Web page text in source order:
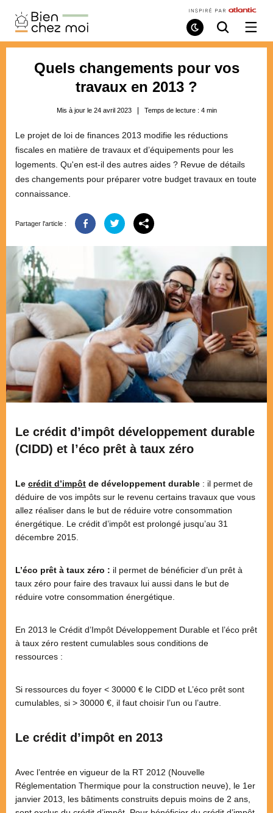
Bien
Chez
Moi
Mode
de
Recherche
/
Quels changements pour vos
travaux en 2013 ?
Mis à jour le 24 avril 2023 Temps de lecture : 4 min
Le projet de loi de finances 2013 modifie les réductions
fiscales en matière de travaux et d’équipements pour les
logements. Qu'en est-il des autres aides ? Revue de détails
des changements pour préparer votre budget travaux en toute
connaissance.
Partager l'article :
Le crédit d’impôt développement durable
(CIDD) et l’éco prêt à taux zéro
Le crédit d’impôt de développement durable : il permet de
déduire de vos impôts sur le revenu certains travaux que vous
allez réaliser dans le but de réduire votre consommation
énergétique. Le crédit d’impôt est prolongé jusqu’au 31
décembre 2015.
L’éco prêt à taux zéro : il permet de bénéficier d’un prêt à
taux zéro pour faire des travaux lui aussi dans le but de
réduire votre consommation énergétique.
En 2013 le Crédit d’Impôt Développement Durable et l’éco prêt
à taux zéro restent cumulables sous conditions de
ressources :
Si ressources du foyer < 30000 € le CIDD et L’éco prêt sont
cumulables, si > 30000 €, il faut choisir l’un ou l’autre.
Le crédit d’impôt en 2013
Avec l’entrée en vigueur de la RT 2012 (Nouvelle
Réglementation Thermique pour la construction neuve), le 1er
janvier 2013, les bâtiments construits depuis moins de 2 ans,